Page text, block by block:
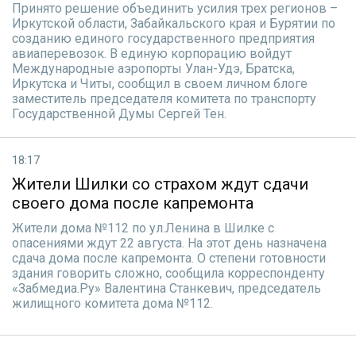
Принято решение объединить усилия трех регионов –
Иркутской области, Забайкальского края и Бурятии по
созданию единого государственного предприятия
авиаперевозок. В единую корпорацию войдут
Международные аэропорты Улан-Удэ, Братска,
Иркутска и Читы, сообщил в своем личном блоге
заместитель председателя комитета по транспорту
Государственной Думы Сергей Тен.
18:17
Жители Шилки со страхом ждут сдачи
своего дома после капремонта
Жители дома №112 по ул.Ленина в Шилке с
опасениями ждут 22 августа. На этот день назначена
сдача дома после капремонта. О степени готовности
здания говорить сложно, сообщила корреспонденту
«Забмедиа.Ру» Валентина Станкевич, председатель
жилищного комитета дома №112.